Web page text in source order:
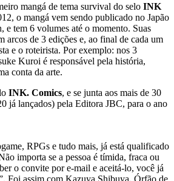
mangá de tema survival do selo INK
o mangá vem sendo publicado no Japão
e tem 6 volumes até o momento. Suas
arcos de 3 edições e, ao final de cada um
e o roteirista. Por exemplo: nos 3
Kuroi é responsável pela história,
conta da arte.
INK. Comics, e se junta aos mais de 30
já lançados) pela Editora JBC, para o ano
RPGs e tudo mais, já está qualificado
importa se a pessoa é tímida, fraca ou
o convite por e-mail e aceitá-lo, você já
Foi assim com Kazuya Shibuya. Órfão de